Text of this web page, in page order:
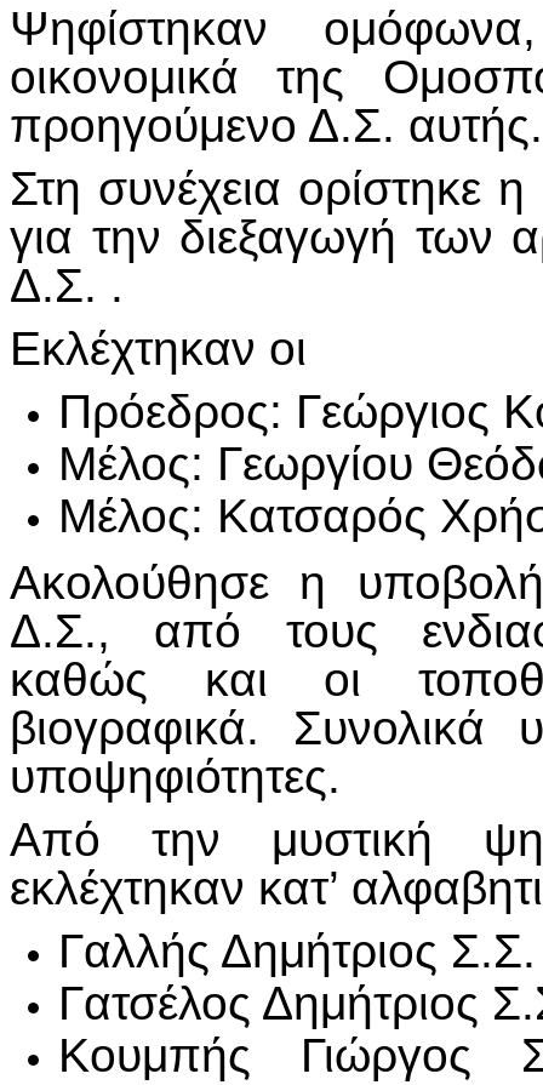
Ψηφίστηκαν
οικονομικά της
προηγούμενο Δ.Σ. αυτής.
Στη συνέχεια ορίστηκε
για την διεξαγωγή των
Δ.Σ. .
Εκλέχτηκαν οι
Πρόεδρος: Γεώργιος
Μέλος: Γεωργίου
Μέλος: Κατσαρός
Ακολούθησε η
Δ.Σ., από τους
καθώς και οι
βιογραφικά. Συνολικά
υποψηφιότητες.
Από την μυστική
εκλέχτηκαν κατ’
Γαλλής Δημήτριος Σ.Σ.
Γατσέλος Δημήτριος
Κουμπής Γιώργος